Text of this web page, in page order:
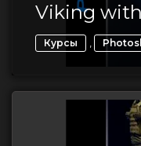
Viking
Курсы ,